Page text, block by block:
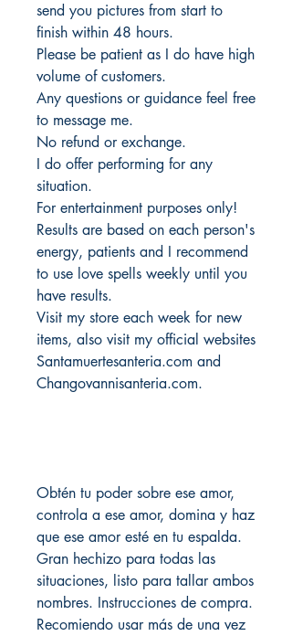
send you pictures from start to
finish within 48 hours.
Please be patient as I do have high
volume of customers.
Any questions or guidance feel free
to message me.
No refund or exchange.
I do offer performing for any
situation.
For entertainment purposes only!
Results are based on each person's
energy, patients and I recommend
to use love spells weekly until you
have results.
Visit my store each week for new
items, also visit my official websites
Santamuertesanteria.com and
Changovannisanteria.com.
Obtén tu poder sobre ese amor,
controla a ese amor, domina y haz
que ese amor esté en tu espalda.
Gran hechizo para todas las
situaciones, listo para tallar ambos
nombres. Instrucciones de compra.
Recomiendo usar más de una vez